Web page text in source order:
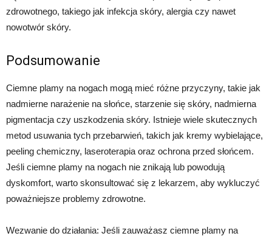
zdrowotnego, takiego jak infekcja skóry, alergia czy nawet
nowotwór skóry.
Podsumowanie
Ciemne plamy na nogach mogą mieć różne przyczyny, takie jak
nadmierne narażenie na słońce, starzenie się skóry, nadmierna
pigmentacja czy uszkodzenia skóry. Istnieje wiele skutecznych
metod usuwania tych przebarwień, takich jak kremy wybielające,
peeling chemiczny, laseroterapia oraz ochrona przed słońcem.
Jeśli ciemne plamy na nogach nie znikają lub powodują
dyskomfort, warto skonsultować się z lekarzem, aby wykluczyć
poważniejsze problemy zdrowotne.
Wezwanie do działania: Jeśli zauważasz ciemne plamy na